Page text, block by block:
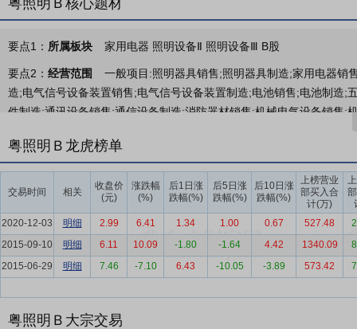
粤照明Ｂ核心题材
要点1： 所属板块 家用电器 照明设备Ⅱ 照明设备Ⅲ B股
要点2： 经营范围
一般项目:照明器具销售;照明器具制造;家用电器销
造;电气信号设备装置销售;电气信号设备装置制造;电池销售;电池制造
件制造;通讯设备销售;通信设备制造;消防器材销售;机械电气设备销售
体、液体分离及纯净设备制造;智能家庭消费设备销售;智能家庭消费
设备制造;计算机软硬件及辅助设备零售;软件开发;合同能源管理;工程
活动)许可项目:第二类医疗器械生产。(依法须经批准的项目,经相关部
要点3：主营业务
公司一直专注于研发、生产和销售高品质的节能
灯、国星光电、沪乐电气和北京航信，目前公司的主营业务主要包括
要点4：行业背景
2025年上半年，照明行业在激烈市场竞争中艰难
转换，发展面临的困难和挑战增多；另一方面，国际贸易关税战对出
报》，受关税影响，2025年1月至6月我国照明产品出口总额同比下降
明行业的竞争态势仍将持续升级，更多的照明中小企业因成本压力、
粤照明Ｂ龙虎榜单
交易时间 相关
收盘价
(元)
涨跌幅
(%)
后1日涨
跌幅(%)
后5日涨
跌幅(%)
后10日涨
跌幅(%)
上榜营业
部买入合
计(万)
2020-12-03
明细 2.99 6.41 1.34 1.00 0.67 527.48
2015-09-10
明细 6.11 10.09 -1.80 -1.64 4.42 1340.09
2015-06-29
明细 7.46 -7.10 6.43 -10.05 -3.89 573.42
粤照明Ｂ大宗交易